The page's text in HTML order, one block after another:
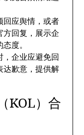
回应舆情，或者
方回复，展示企
度。
，企业应避免回
达歉意，提供解
KOL）合